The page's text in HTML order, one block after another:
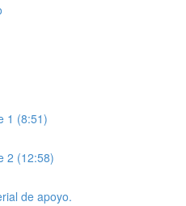
1 (8:51)
2 (12:58)
de apoyo.